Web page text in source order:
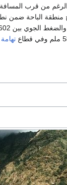
الباحة ضمن
تهامة